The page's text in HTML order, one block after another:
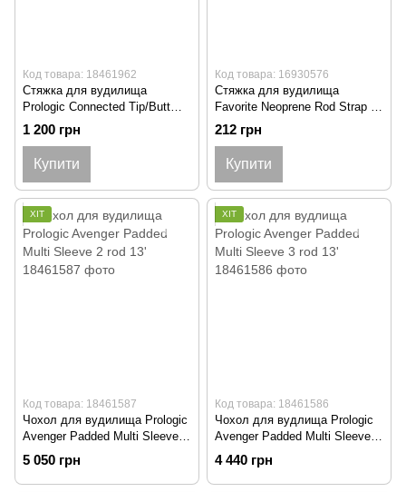
Код товара: 18461962
Стяжка для вудилища
Prologic Connected Tip/Butt
Protector 2pcs
1 200 грн
Купити
Код товара: 16930576
Стяжка для вудилища
Favorite Neoprene Rod Strap (2
шт/уп)
212 грн
Купити
ХІТ
Код товара: 18461587
Чохол для вудилища Prologic
Avenger Padded Multi Sleeve 2
rod 13'
5 050 грн
ХІТ
Код товара: 18461586
Чохол для вудлища Prologic
Avenger Padded Multi Sleeve 3
rod 13'
4 440 грн